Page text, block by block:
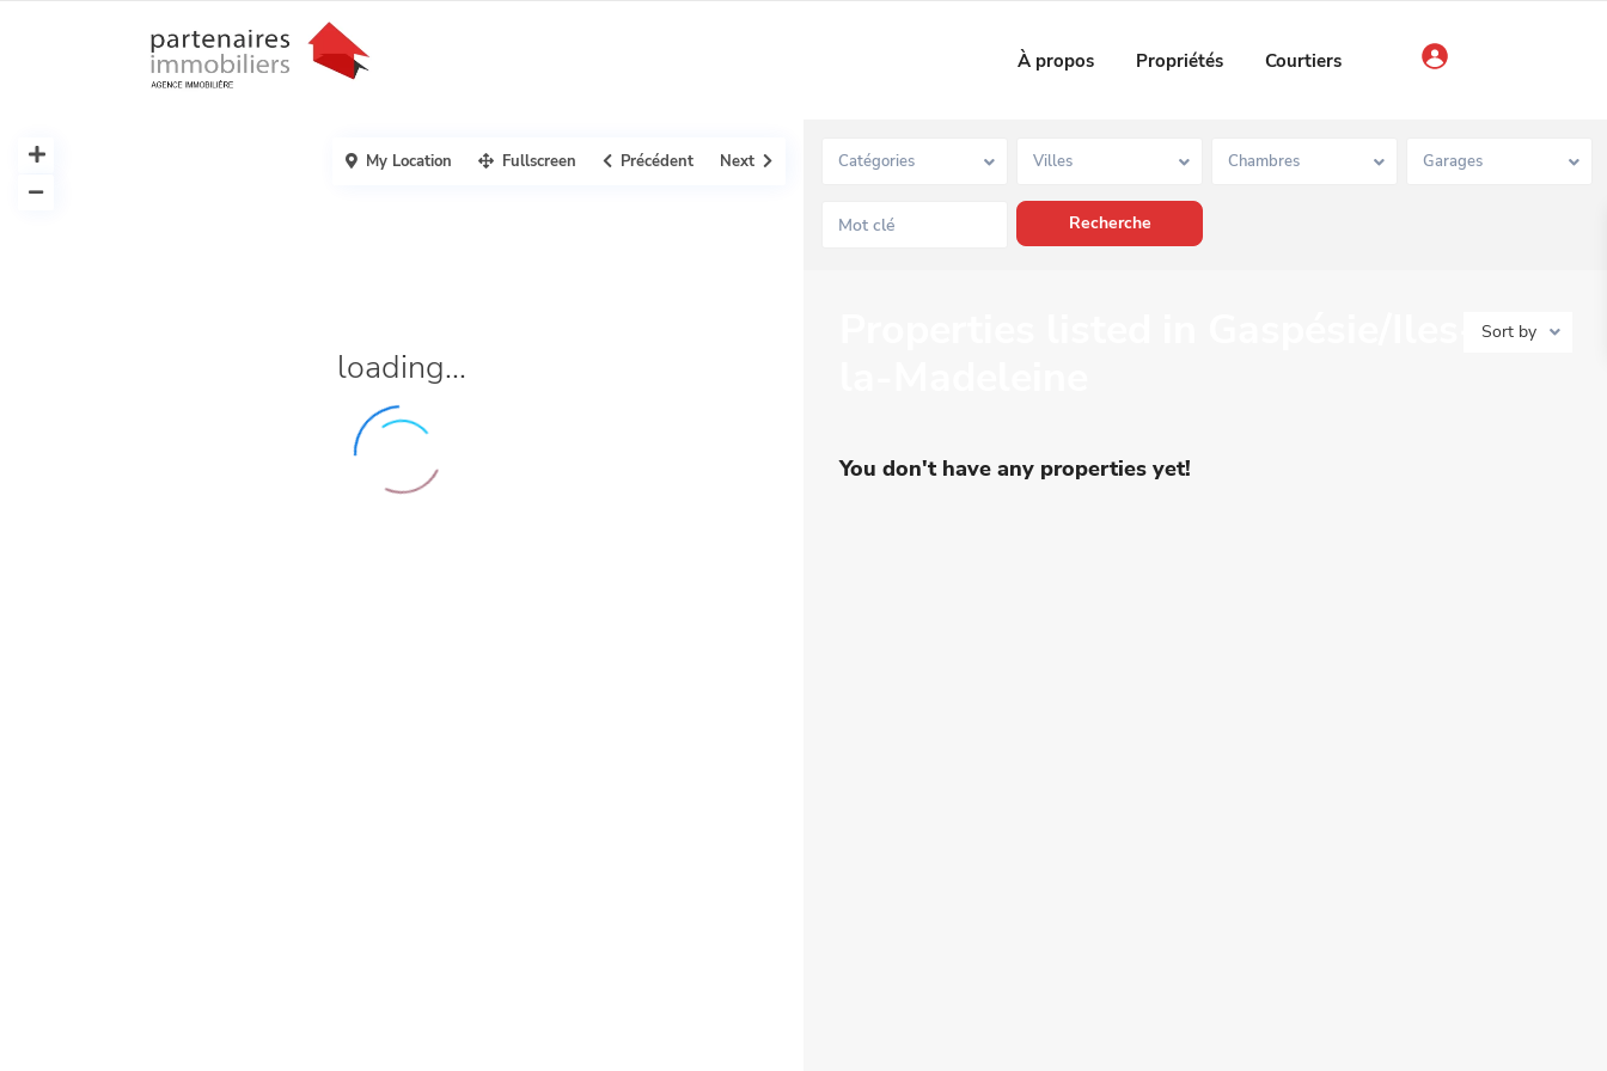
À propos Propriétés Courtiers
loading...
My Location Fullscreen Précédent Next Catégories Villes Chambres Garages
Sort by
Properties listed in Gaspésie/Iles-de-
You don't have any properties yet!